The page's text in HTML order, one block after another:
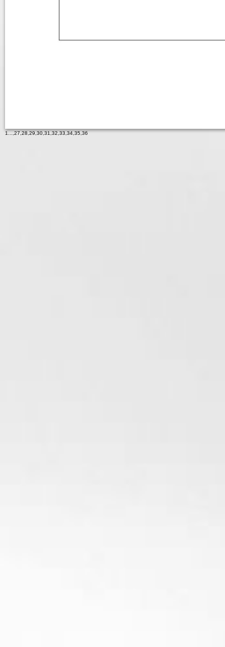
1...,27,28,29,30,31,32,33,34,35,36